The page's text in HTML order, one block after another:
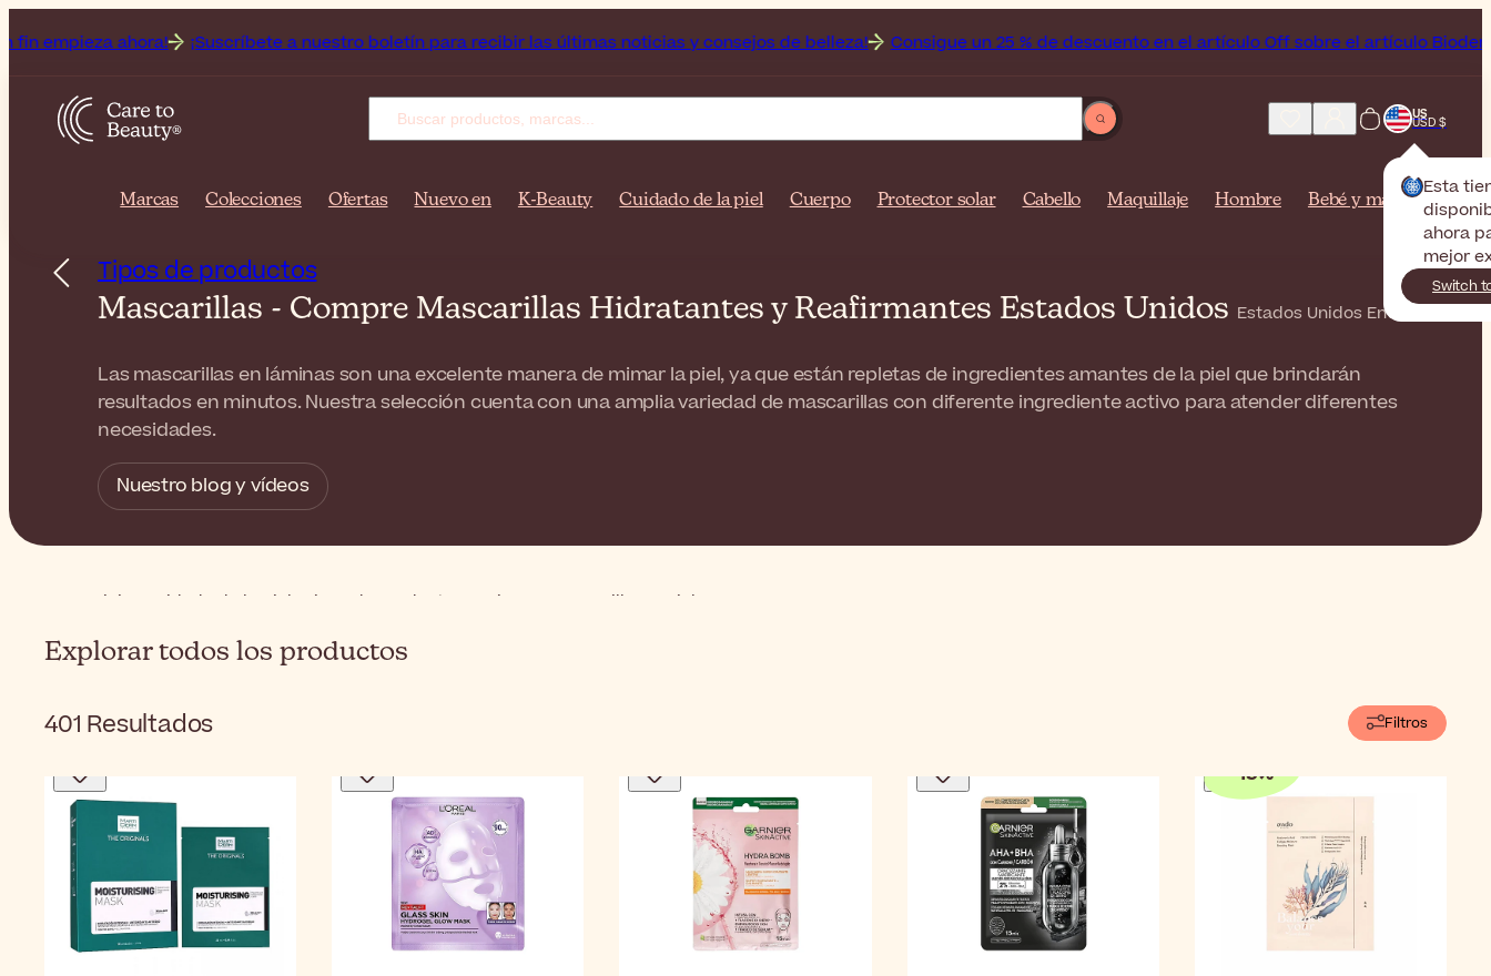
¡Suscríbete a nuestro boletín para recibir las últimas noticias y consejos de belleza! Consigue un 25 % de descuento en el artículo Off sobre el artículo Bioderma, la marca del
US
USD $
Esta
ahora
mejor
Switch
Marcas Colecciones Ofertas Nuevo en K-Beauty Cuidado de la piel Cuerpo Protector solar Cabello Maquillaje Hombre Bebé y mamá
Tipos de productos
Mascarillas - Compre Mascarillas Hidratantes y Reafirmantes Estados Unidos Estados Unidos Entrega
Nuestro blog y vídeos
Las mascarillas en láminas son una excelente manera de mimar la piel, ya que están repletas de ingredientes amantes de la piel que brindarán
resultados en minutos. Nuestra selección cuenta con una amplia variedad de mascarillas con diferente ingrediente activo para atender diferentes
necesidades.
Inicio Cuidado de la piel Tipos de productos Hojas De Mascarillas Faciales
Explorar todos los productos
401 Resultados Filtros
-15%